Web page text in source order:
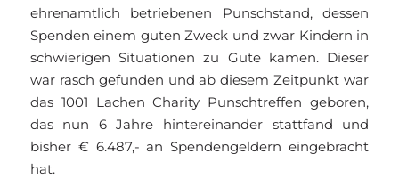
ehrenamtlich betriebenen Punschstand, dessen
Spenden einem guten Zweck und zwar Kindern in
schwierigen Situationen zu Gute kamen. Dieser
war rasch gefunden und ab diesem Zeitpunkt war
das 1001 Lachen Charity Punschtreffen geboren,
das nun 6 Jahre hintereinander stattfand und
bisher € 6.487,- an Spendengeldern eingebracht
hat.